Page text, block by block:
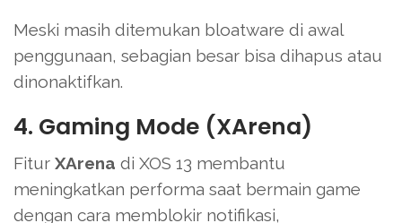
Meski masih ditemukan bloatware di awal
penggunaan, sebagian besar bisa dihapus atau
dinonaktifkan.
4. Gaming Mode (XArena)
Fitur XArena di XOS 13 membantu
meningkatkan performa saat bermain game
dengan cara memblokir notifikasi,